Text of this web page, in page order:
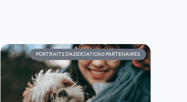
PORTRAITS D'ASSOCIATIONS PARTENAIRES